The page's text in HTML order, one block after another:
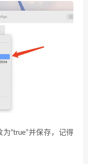
为“true”并保存，记得